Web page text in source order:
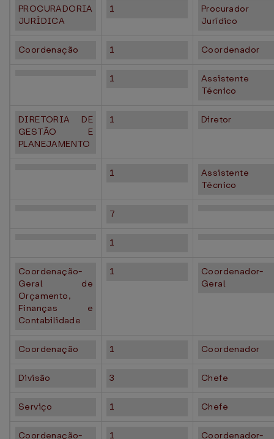
PROCURADORIA
JURÍDICA
1
Procurador
Jurídico
Coordenação 1 Coordenador
1
Assistente
Técnico
DIRETORIA DE
GESTÃO E
PLANEJAMENTO
1 Diretor
1
Assistente
Técnico
7
1
Coordenação-
Geral de
Orçamento,
Finanças e
Contabilidade
1
Coordenador-
Geral
Coordenação 1 Coordenador
Divisão 3 Chefe
Serviço 1 Chefe
Coordenação-
1
Coordenador-